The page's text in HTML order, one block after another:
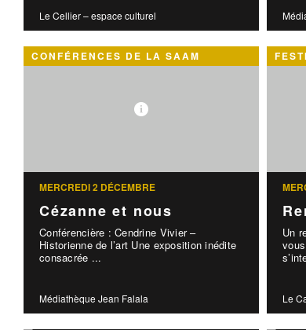
Le Cellier – espace culturel
CONFÉRENCES DE LA SAAM
MERCREDI 2 DÉCEMBRE
Cézanne et nous
Conférencière : Cendrine Vivier –
Historienne de l’art Une exposition inédite
consacrée ...
Médiathèque Jean Falala
Un
Le